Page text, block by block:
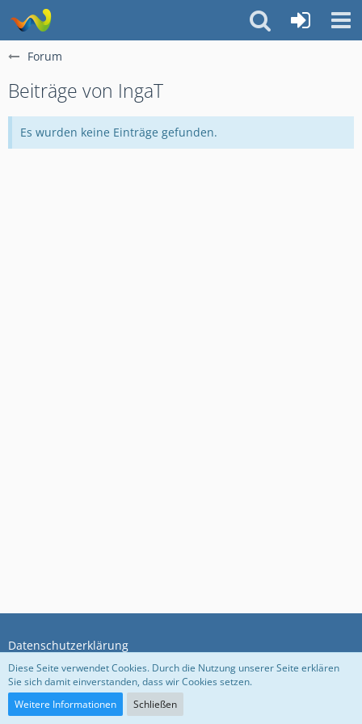
Forum
Beiträge von IngaT
Es wurden keine Einträge gefunden.
Datenschutzerklärung
Community-Software:
Diese Seite verwendet Cookies. Durch die Nutzung unserer Seite erklären
Sie sich damit einverstanden, dass wir Cookies setzen.
Weitere Informationen
Schließen